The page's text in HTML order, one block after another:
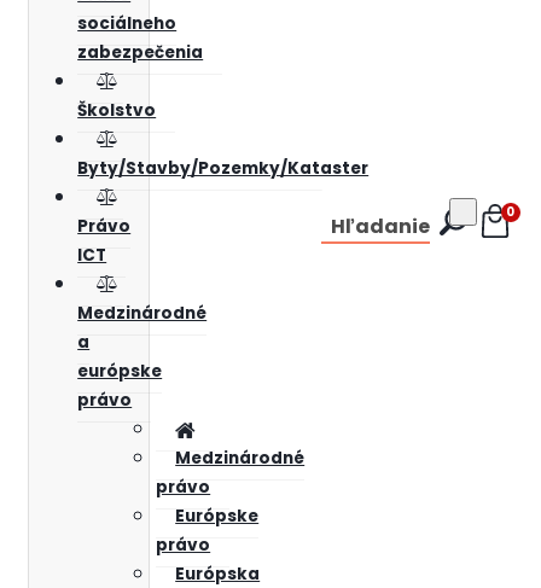
sociálneho
zabezpečenia
Školstvo
Byty/Stavby/Pozemky/Kataster
Právo
ICT
Medzinárodné
a
európske
právo
Medzinárodné
právo
Európske
právo
Európska
Hľadanie 0